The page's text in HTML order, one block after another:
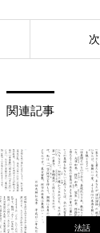
関連記事
法話